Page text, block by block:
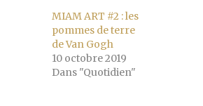
MIAM ART #2 : les
pommes de terre
de Van Gogh
10 octobre 2019
Dans "Quotidien"